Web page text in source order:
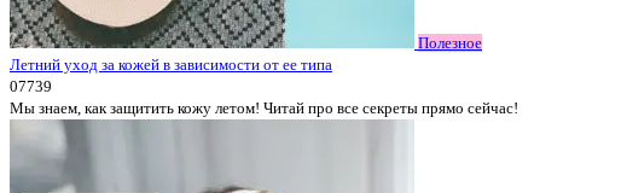
Полезное
Летний уход за кожей в зависимости от ее типа
07739
Мы знаем, как защитить кожу летом! Читай про все секреты прямо сейчас!